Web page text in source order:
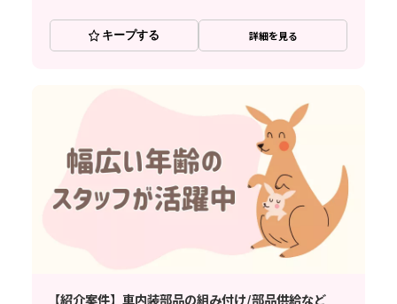
キープする 詳細を見る
【紹介案件】車内装部品の組み付け/部品供給など